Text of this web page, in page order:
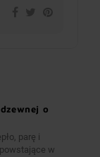
o
parę i
w